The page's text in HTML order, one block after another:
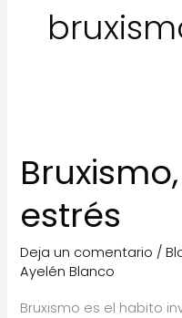
estrés
Deja un comentario /
Ayelén Blanco
Bruxismo es el habito